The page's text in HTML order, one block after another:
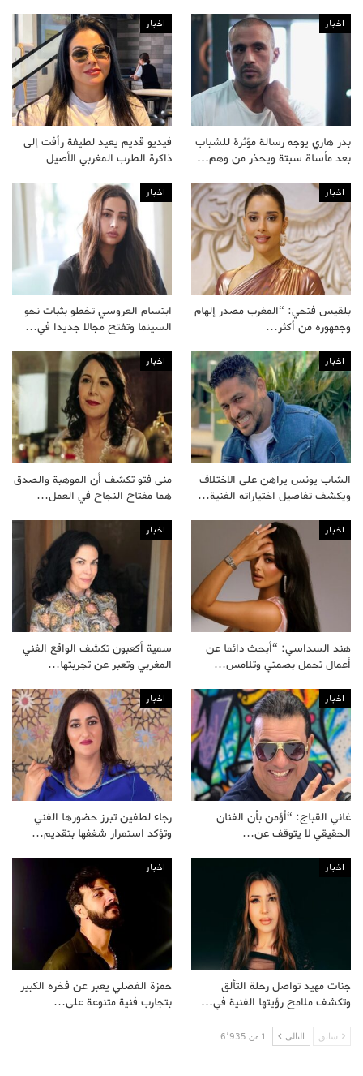
اخبار
بدر هاري يوجه رسالة مؤثرة للشباب
بعد مأساة سبتة ويحذر من وهم…
اخبار
فيديو قديم يعيد لطيفة رأفت إلى
ذاكرة الطرب المغربي الأصيل
اخبار
بلقيس فتحي: “المغرب مصدر إلهام
وجمهوره من أكثر…
اخبار
ابتسام العروسي تخطو بثبات نحو
السينما وتفتح مجالا جديدا في…
اخبار
الشاب يونس يراهن على الاختلاف
ويكشف تفاصيل اختياراته الفنية…
اخبار
منى فتو تكشف أن الموهبة والصدق
هما مفتاح النجاح في العمل…
اخبار
هند السداسي: “أبحث دائما عن
أعمال تحمل بصمتي وتلامس…
اخبار
سمية أكعبون تكشف الواقع الفني
المغربي وتعبر عن تجربتها…
اخبار
غاني القباج: “أؤمن بأن الفنان
الحقيقي لا يتوقف عن…
اخبار
رجاء لطفين تبرز حضورها الفني
وتؤكد استمرار شغفها بتقديم…
اخبار
جنات مهيد تواصل رحلة التألق
وتكشف ملامح رؤيتها الفنية في…
اخبار
حمزة الفضلي يعبر عن فخره الكبير
بتجارب فنية متنوعة على…
سابق التالى 1 من 6٬935